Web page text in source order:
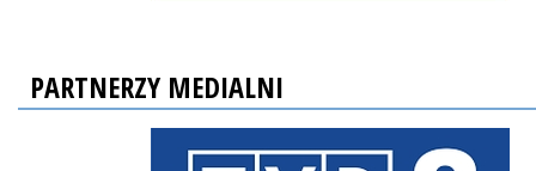
PARTNERZY MEDIALNI